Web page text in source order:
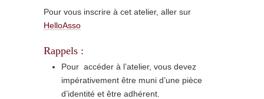
Pour vous inscrire à cet atelier, aller sur
HelloAsso
Rappels :
Pour accéder à l’atelier, vous devez
impérativement être muni d’une pièce
d’identité et être adhérent.